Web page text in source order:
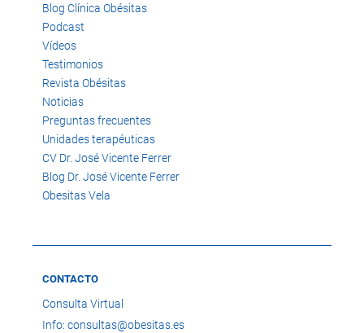
Blog Clínica Obésitas
Podcast
Vídeos
Testimonios
Revista Obésitas
Noticias
Preguntas frecuentes
Unidades terapéuticas
CV Dr. José Vicente Ferrer
Blog Dr. José Vicente Ferrer
Obesitas Vela
CONTACTO
Consulta Virtual
Info: consultas@obesitas.es